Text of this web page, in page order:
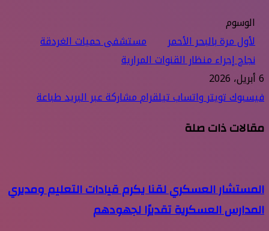
الوسوم
لأول مرة بالبحر الأحمر
مستشفى حميات الغردقة
نجاح إجراء منظار القنوات المرارية
6 أبريل، 2026
فيسبوكتويتر واتسابتيلقراممشاركة عبر البريدطباعة
مقالات ذات صلة
المستشار العسكري لقنا يكرم قيادات التعليم ومديري
المدارس العسكرية تقديرًا لجهودهم